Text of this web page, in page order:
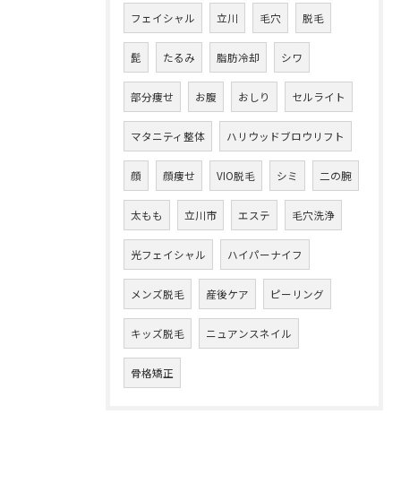
フェイシャル 立川 毛穴 脱毛
髭 たるみ 脂肪冷却 シワ
部分痩せ お腹 おしり セルライト
マタニティ整体 ハリウッドブロウリフト
顔 顔痩せ VIO脱毛 シミ 二の腕
太もも 立川市 エステ 毛穴洗浄
光フェイシャル ハイパーナイフ
メンズ脱毛 産後ケア ピーリング
キッズ脱毛 ニュアンスネイル
骨格矯正